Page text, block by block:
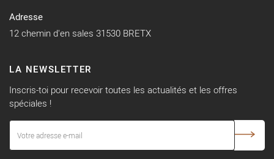
Adresse
12 chemin d'en sales 31530 BRETX
LA NEWSLETTER
Inscris-toi pour recevoir toutes les actualités et les offres
spéciales !